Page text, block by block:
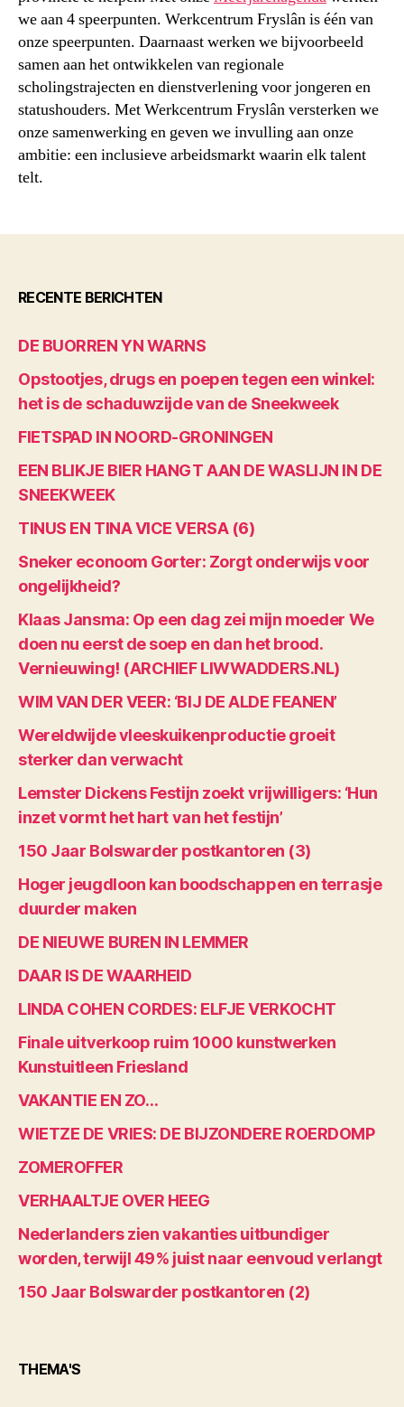
we aan 4 speerpunten. Werkcentrum Fryslân is één van
onze speerpunten. Daarnaast werken we bijvoorbeeld
samen aan het ontwikkelen van regionale
scholingstrajecten en dienstverlening voor jongeren en
statushouders. Met Werkcentrum Fryslân versterken we
onze samenwerking en geven we invulling aan onze
ambitie: een inclusieve arbeidsmarkt waarin elk talent
telt.
RECENTE BERICHTEN
DE BUORREN YN WARNS
Opstootjes, drugs en poepen tegen een winkel:
het is de schaduwzijde van de Sneekweek
FIETSPAD IN NOORD-GRONINGEN
EEN BLIKJE BIER HANGT AAN DE WASLIJN IN DE
SNEEKWEEK
TINUS EN TINA VICE VERSA (6)
Sneker econoom Gorter: Zorgt onderwijs voor
ongelijkheid?
Klaas Jansma: Op een dag zei mijn moeder We
doen nu eerst de soep en dan het brood.
Vernieuwing! (ARCHIEF LIWWADDERS.NL)
WIM VAN DER VEER: ‘BIJ DE ALDE FEANEN’
Wereldwijde vleeskuikenproductie groeit
sterker dan verwacht
Lemster Dickens Festijn zoekt vrijwilligers: ‘Hun
inzet vormt het hart van het festijn’
150 Jaar Bolswarder postkantoren (3)
Hoger jeugdloon kan boodschappen en terrasje
duurder maken
DE NIEUWE BUREN IN LEMMER
DAAR IS DE WAARHEID
LINDA COHEN CORDES: ELFJE VERKOCHT
Finale uitverkoop ruim 1000 kunstwerken
Kunstuitleen Friesland
VAKANTIE EN ZO…
WIETZE DE VRIES: DE BIJZONDERE ROERDOMP
ZOMEROFFER
VERHAALTJE OVER HEEG
Nederlanders zien vakanties uitbundiger
worden, terwijl 49% juist naar eenvoud verlangt
150 Jaar Bolswarder postkantoren (2)
THEMA'S